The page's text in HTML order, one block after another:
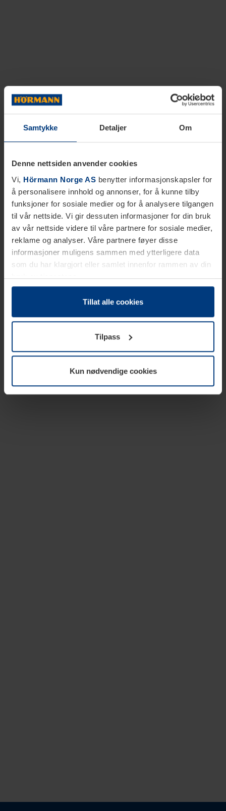
Samtykke Detaljer Om
Denne nettsiden anvender cookies
Vi, Hörmann Norge AS benytter informasjonskapsler for
å personalisere innhold og annonser, for å kunne tilby
funksjoner for sosiale medier og for å analysere tilgangen
til vår nettside. Vi gir dessuten informasjoner for din bruk
av vår nettside videre til våre partnere for sosiale medier,
reklame og analyser. Våre partnere føyer disse
informasjoner muligens sammen med ytterligere data
som du har klargjort eller samlet innenfor rammen av din
bruk av tjenestene.
Etter loven kan vi lagre informasjonskapsler på din
datamaskin, hvis disse er absolutt nødvendig for drift av
trenger vi din tillatelse. Du kan når som helst endre eller
tilbakekalle ditt samtykke i forklaringen av
informasjonskapselen på sidenPersonvernerklæringpå
Tillat alle cookies
Tilpass
Kun nødvendige cookies